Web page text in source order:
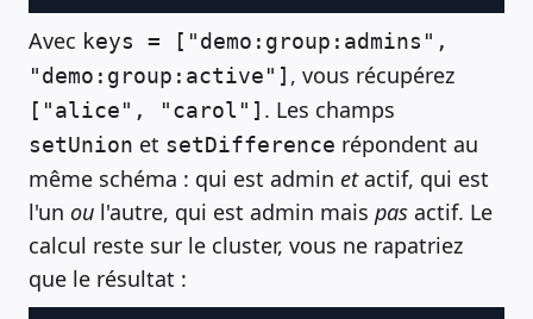
Avec keys = ["demo:group:admins",
"demo:group:active"] , vous récupérez
["alice", "carol"] . Les champs
setUnion et setDifference répondent au
même schéma : qui est admin etactif, qui est
l'un ou l'autre, qui est admin mais pas actif. Le
calcul reste sur le cluster, vous ne rapatriez
que le résultat :